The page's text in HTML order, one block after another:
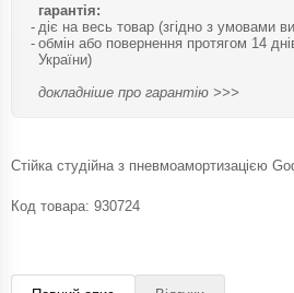
гарантія:
діє на весь товар (згідно з умовами
обмін або повернення протягом 14
України)
докладніше про гарантію >>>
Cтійка студійна з пневмоамортизацією
Код товара: 930724